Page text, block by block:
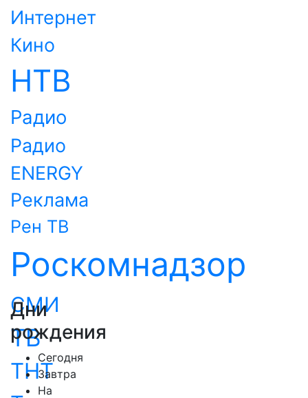
Интернет
Кино
НТВ
Радио
Радио
ENERGY
Реклама
Рен ТВ
Роскомнадзор
СМИ
ТВ
ТНТ
Дни
рождения
Сегодня
Завтра
На